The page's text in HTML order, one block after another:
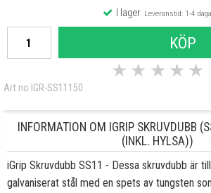
I lagerLeveranstid: 1-4
KÖP
★ ★ ★ ★ ★
Art.no IGR-SS11150
INFORMATION OM IGRIP SKRUVDUBB
(INKL. HYLSA))
iGrip Skruvdubb SS11 - Dessa skruvdubb är
galvaniserat stål med en spets av tungsten